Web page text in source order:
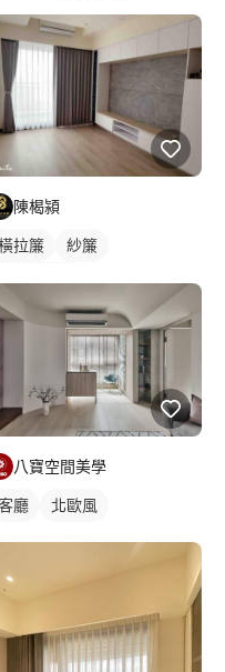
陳楬潁
拉簾
紗簾
八寶空間美學
廳 北歐風